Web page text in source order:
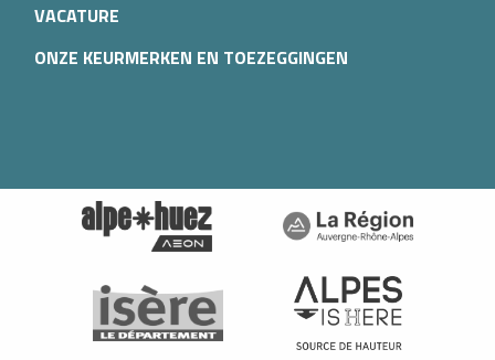
Diensten
Tarieven
VACATURE
ONZE KEURMERKEN EN TOEZEGGINGEN